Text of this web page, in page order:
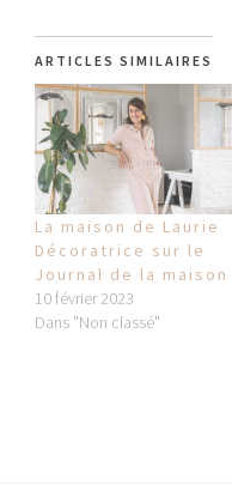
ARTICLES SIMILAIRES
La maison de Laurie
Décoratrice sur le
Journal de la maison
10 février 2023
Dans "Non classé"